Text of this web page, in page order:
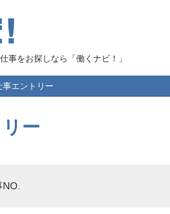
事をお探しなら「働くナビ！」
事エントリー
ー
NO.